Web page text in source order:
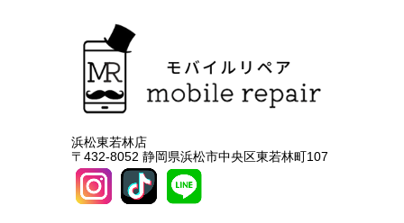
浜松東若林店
〒432-8052 静岡県浜松市中央区東若林町107